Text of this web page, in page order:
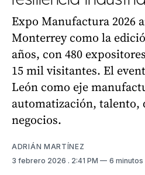
Expo Manufactura 2026
Monterrey como la
años, con 480
15 mil visitantes. El
León como eje
automatización, talento,
negocios.
ADRIÁN MARTÍNEZ
3 febrero 2026 . 2:41 PM 6